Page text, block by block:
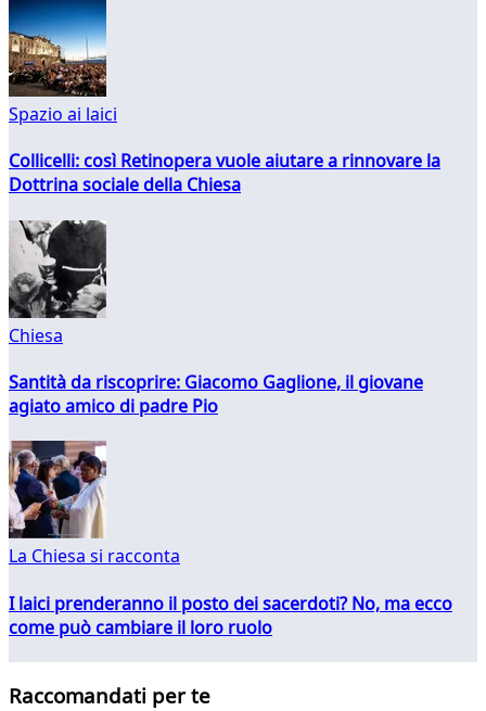
Spazio ai laici
Collicelli: così Retinopera vuole aiutare a rinnovare la
Dottrina sociale della Chiesa
Chiesa
Santità da riscoprire: Giacomo Gaglione, il giovane
agiato amico di padre Pio
La Chiesa si racconta
I laici prenderanno il posto dei sacerdoti? No, ma ecco
come può cambiare il loro ruolo
Raccomandati per te